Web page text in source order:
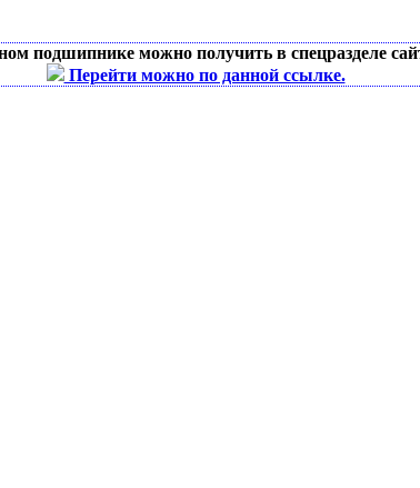
подшипнике можно получить в спецразделе
Перейти можно по данной ссылке.